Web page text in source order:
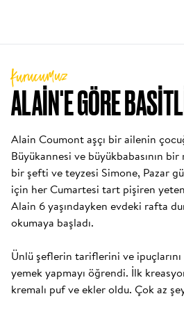
ALAIN'E GÖRE
Kurucumuz
Alain Coumont aşçı bir ailenin
Büyükannesi ve büyükbabasının bir
bir şefti ve teyzesi Simone, Pazar
için her Cumartesi tart pişiren
Alain 6 yaşındayken evdeki rafta
okumaya başladı.
Ünlü şeflerin tariflerini ve
yemek yapmayı öğrendi. İlk
kremalı puf ve ekler oldu. Çok az